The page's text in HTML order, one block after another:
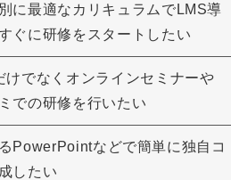
に最適なカリキュラムでLMS導
ぐに研修をスタートしたい
けでなくオンラインセミナーや
での研修を行いたい
PowerPointなどで簡単に独自コ
したい